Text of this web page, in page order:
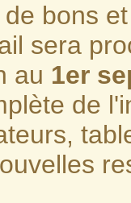
bons
sera
au 1er
de